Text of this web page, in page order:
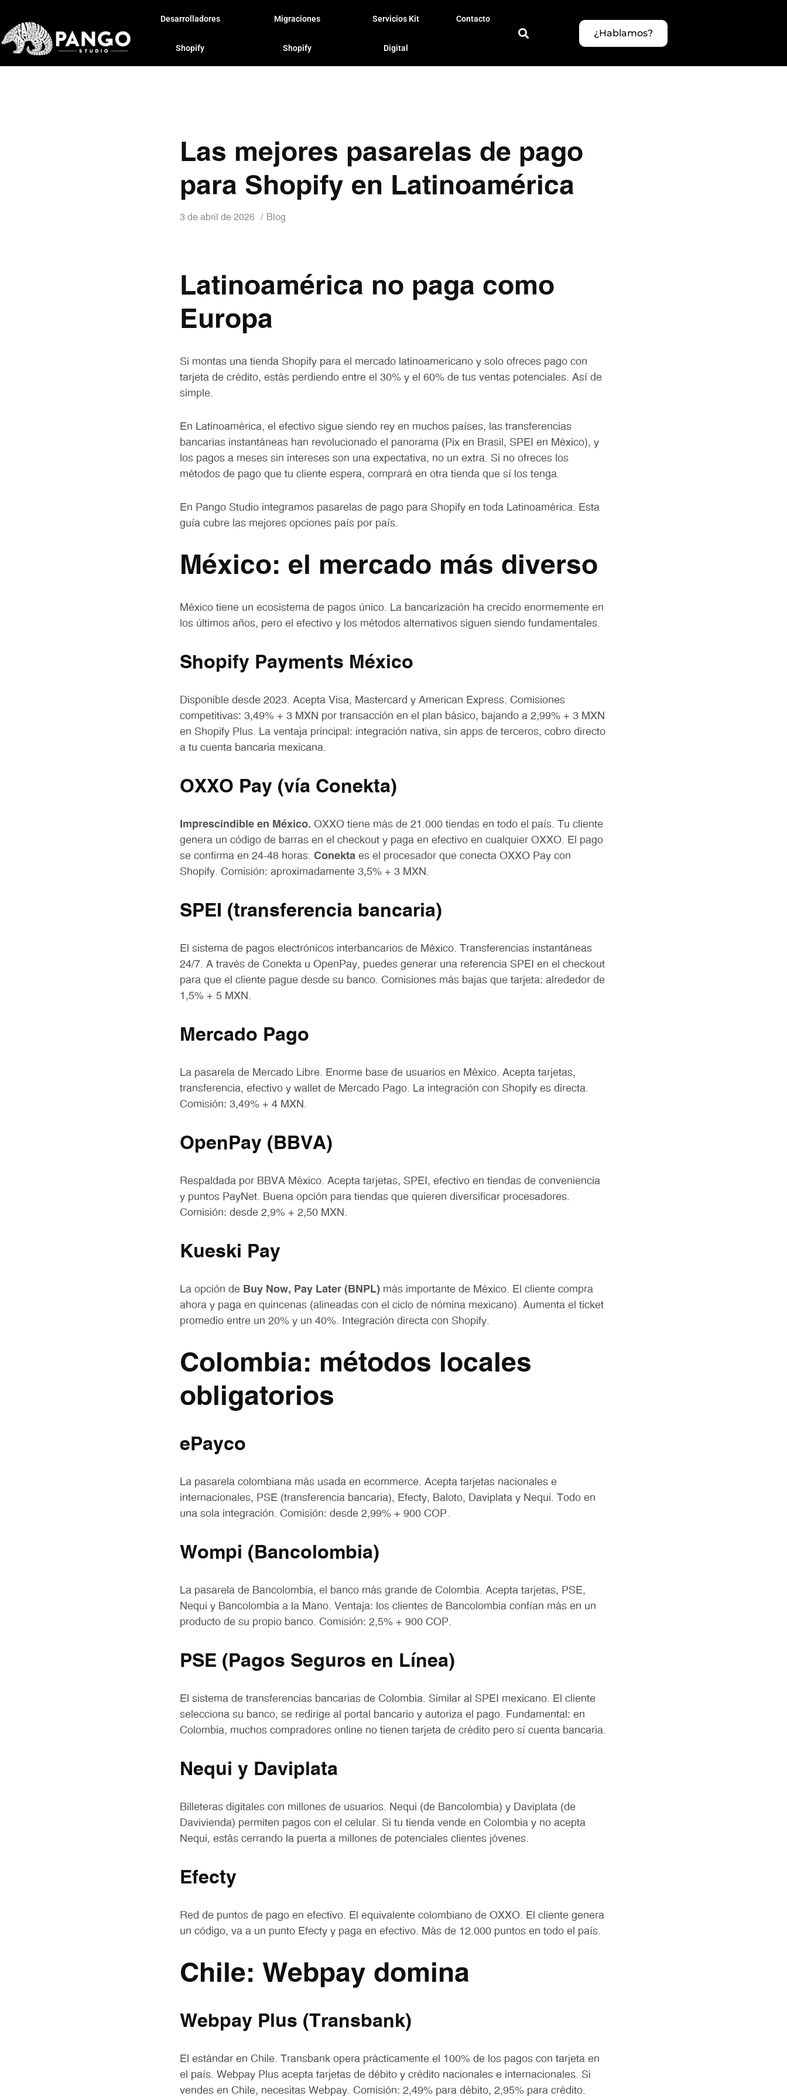
Desarrolladores
Shopify
Migraciones
Shopify
Servicios Kit
Digital
Contacto
¿Hablamos?
Las mejores pasarelas de pago
para Shopify en Latinoamérica
3 de abril de 2026 Blog
Latinoamérica no paga como
Europa
Si montas una tienda Shopify para el mercado latinoamericano y solo ofreces pago con
tarjeta de crédito, estás perdiendo entre el 30% y el 60% de tus ventas potenciales. Así de
simple.
En Latinoamérica, el efectivo sigue siendo rey en muchos países, las transferencias
bancarias instantáneas han revolucionado el panorama (Pix en Brasil, SPEI en México), y
los pagos a meses sin intereses son una expectativa, no un extra. Si no ofreces los
métodos de pago que tu cliente espera, comprará en otra tienda que sí los tenga.
En Pango Studio integramos pasarelas de pago para Shopify en toda Latinoamérica. Esta
guía cubre las mejores opciones país por país.
México: el mercado más diverso
México tiene un ecosistema de pagos único. La bancarización ha crecido enormemente en
los últimos años, pero el efectivo y los métodos alternativos siguen siendo fundamentales.
Shopify Payments México
Disponible desde 2023. Acepta Visa, Mastercard y American Express. Comisiones
competitivas: 3,49% + 3 MXN por transacción en el plan básico, bajando a 2,99% + 3 MXN
en Shopify Plus. La ventaja principal: integración nativa, sin apps de terceros, cobro directo
a tu cuenta bancaria mexicana.
OXXO Pay (vía Conekta)
Imprescindible en México. OXXO tiene más de 21.000 tiendas en todo el país. Tu cliente
genera un código de barras en el checkout y paga en efectivo en cualquier OXXO. El pago
se confirma en 24-48 horas. Conekta es el procesador que conecta OXXO Pay con
Shopify. Comisión: aproximadamente 3,5% + 3 MXN.
SPEI (transferencia bancaria)
El sistema de pagos electrónicos interbancarios de México. Transferencias instantáneas
24/7. A través de Conekta u OpenPay, puedes generar una referencia SPEI en el checkout
para que el cliente pague desde su banco. Comisiones más bajas que tarjeta: alrededor de
1,5% + 5 MXN.
Mercado Pago
La pasarela de Mercado Libre. Enorme base de usuarios en México. Acepta tarjetas,
transferencia, efectivo y wallet de Mercado Pago. La integración con Shopify es directa.
Comisión: 3,49% + 4 MXN.
OpenPay (BBVA)
Respaldada por BBVA México. Acepta tarjetas, SPEI, efectivo en tiendas de conveniencia
y puntos PayNet. Buena opción para tiendas que quieren diversificar procesadores.
Comisión: desde 2,9% + 2,50 MXN.
Kueski Pay
La opción de Buy Now, Pay Later (BNPL) más importante de México. El cliente compra
ahora y paga en quincenas (alineadas con el ciclo de nómina mexicano). Aumenta el ticket
promedio entre un 20% y un 40%. Integración directa con Shopify.
Colombia: métodos locales
obligatorios
ePayco
La pasarela colombiana más usada en ecommerce. Acepta tarjetas nacionales e
internacionales, PSE (transferencia bancaria), Efecty, Baloto, Daviplata y Nequi. Todo en
una sola integración. Comisión: desde 2,99% + 900 COP.
Wompi (Bancolombia)
La pasarela de Bancolombia, el banco más grande de Colombia. Acepta tarjetas, PSE,
Nequi y Bancolombia a la Mano. Ventaja: los clientes de Bancolombia confían más en un
producto de su propio banco. Comisión: 2,5% + 900 COP.
PSE (Pagos Seguros en Línea)
El sistema de transferencias bancarias de Colombia. Similar al SPEI mexicano. El cliente
selecciona su banco, se redirige al portal bancario y autoriza el pago. Fundamental: en
Colombia, muchos compradores online no tienen tarjeta de crédito pero sí cuenta bancaria.
Nequi y Daviplata
Billeteras digitales con millones de usuarios. Nequi (de Bancolombia) y Daviplata (de
Davivienda) permiten pagos con el celular. Si tu tienda vende en Colombia y no acepta
Nequi, estás cerrando la puerta a millones de potenciales clientes jóvenes.
Efecty
Red de puntos de pago en efectivo. El equivalente colombiano de OXXO. El cliente genera
un código, va a un punto Efecty y paga en efectivo. Más de 12.000 puntos en todo el país.
Chile: Webpay domina
Webpay Plus (Transbank)
El estándar en Chile. Transbank opera prácticamente el 100% de los pagos con tarjeta en
el país. Webpay Plus acepta tarjetas de débito y crédito nacionales e internacionales. Si
vendes en Chile, necesitas Webpay. Comisión: 2,49% para débito, 2,95% para crédito.